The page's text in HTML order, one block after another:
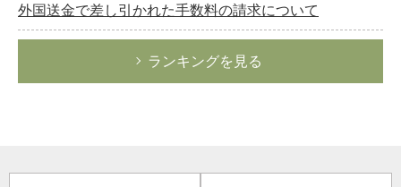
外国送金で差し引かれた手数料の請求について
ランキングを見る